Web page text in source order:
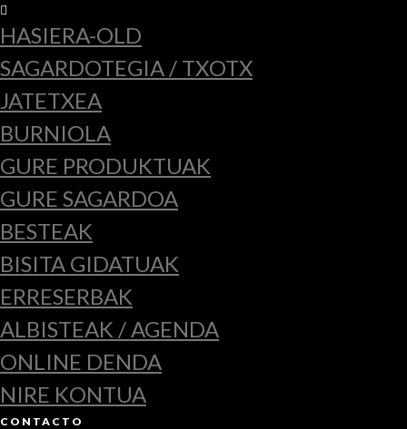
HASIERA-OLD
SAGARDOTEGIA / TXOTX
JATETXEA
BURNIOLA
GURE PRODUKTUAK
GURE SAGARDOA
BESTEAK
BISITA GIDATUAK
ERRESERBAK
ALBISTEAK / AGENDA
ONLINE DENDA
NIRE KONTUA
CONTACTO